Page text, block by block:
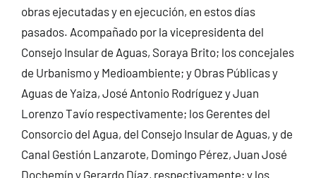
obras ejecutadas y en ejecución, en estos días
pasados. Acompañado por la vicepresidenta del
Consejo Insular de Aguas, Soraya Brito; los concejales
de Urbanismo y Medioambiente; y Obras Públicas y
Aguas de Yaiza, José Antonio Rodríguez y Juan
Lorenzo Tavío respectivamente; los Gerentes del
Consorcio del Agua, del Consejo Insular de Aguas, y de
Canal Gestión Lanzarote, Domingo Pérez, Juan José
Dochemín y Gerardo Díaz, respectivamente; y los